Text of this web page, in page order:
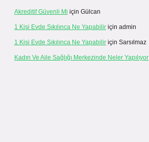
Akreditif Güvenli Mi için Gülcan
1 Kişi Evde Sıkılınca Ne Yapabilir için admin
1 Kişi Evde Sıkılınca Ne Yapabilir için Sarsılmaz
Kadın Ve Aile Sağlığı Merkezinde Neler Yapılıyor